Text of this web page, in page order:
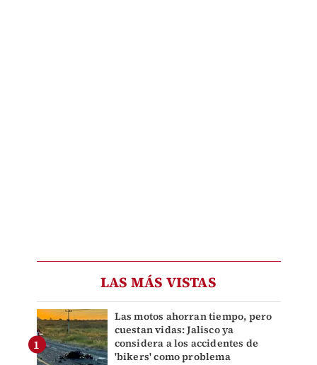
LAS MÁS VISTAS
Las motos ahorran tiempo, pero
cuestan vidas: Jalisco ya
considera a los accidentes de
'bikers' como problema